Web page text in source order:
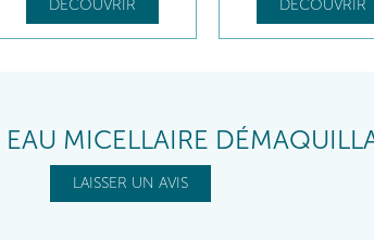
DÉCOUVRIR DÉCOUVRIR
EAU MICELLAIRE
LAISSER UN AVIS